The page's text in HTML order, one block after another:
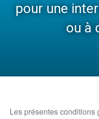
pour une
ou à
Les présentes conditions